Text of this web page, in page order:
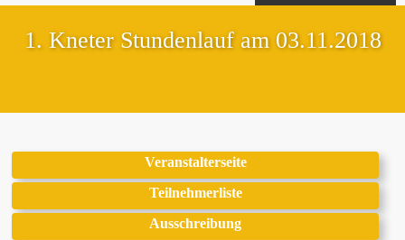
1. Kneter Stundenlauf am 03.11.2018
Veranstalterseite
Teilnehmerliste
Ausschreibung